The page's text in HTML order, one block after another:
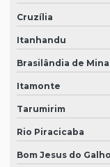
Cruzília
Itanhandu
Brasilândia de
Itamonte
Tarumirim
Rio Piracicaba
Bom Jesus do Galho